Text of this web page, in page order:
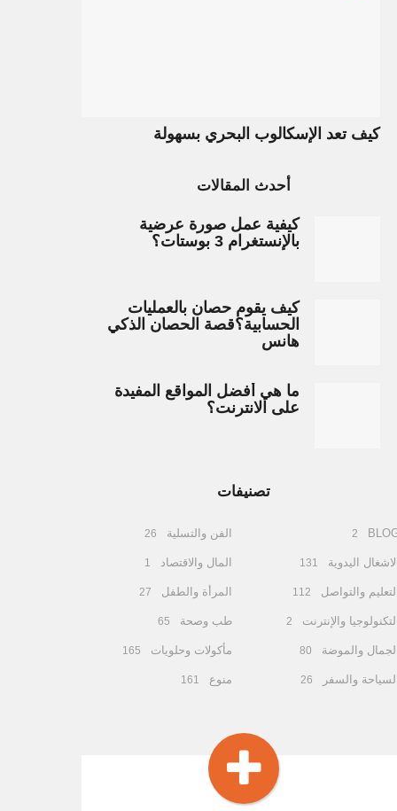
كيف تعد الإسكالوب البحري بسهولة
أحدث المقالات
كيفية عمل صورة عرضية
بالإنستغرام 3 بوستات؟
كيف يقوم حصان بالعمليات
الحسابية؟قصة الحصان الذكي
هانس
ما هي أفضل المواقع المفيدة
على الانترنت؟
تصنيفات
2
الاشغال اليدوية 131
التعليم والتواصل 112
التكنولوجيا والإنترنت 2
الجمال والموضة 80
السياحة والسفر 26
الفن والتسلية 26
المال والاقتصاد 1
المرأة والطفل 27
طب وصحة 65
مأكولات وحلويات 165
منوع 161